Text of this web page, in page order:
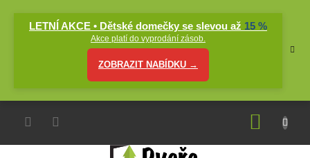
LETNÍ AKCE • Dětské domečky se slevou až 15 %
Akce platí do vyprodání zásob.
ZOBRAZIT NABÍDKU →